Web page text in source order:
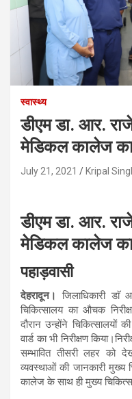
स्वास्थ्य
डीएम डा. आर.
मेडिकल कालेज का
July 21, 2021 Kripal
डीएम डा. आर.
मेडिकल कालेज का
पहाड़वासी
देहरादून। जिलाधिकारी
चिकित्सालय का औचक
दौरान उन्होंने चिकित्सालयों
वार्ड का भी निरीक्षण
सम्भावित तीसरी लहर को
व्यवस्थाओं की जानकारी मुख्य
कालेज के साथ ही मुख्य